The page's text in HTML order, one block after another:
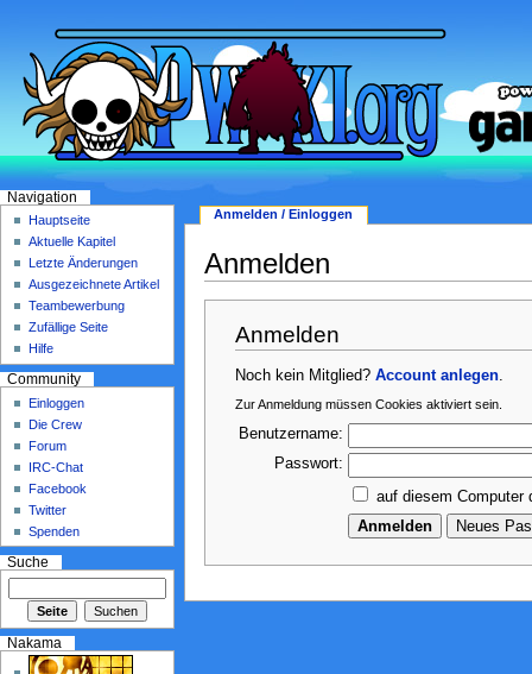
Anmelden
Anmelden
Noch kein Mitglied?Account anlegen
Zur Anmeldung müssen Cookies aktiviert sein.
Benutzername:
Passwort:
auf diesem Computer
Anmelden / Einloggen
Navigation
Hauptseite
Aktuelle Kapitel
Letzte Änderungen
Ausgezeichnete Artikel
Teambewerbung
Zufällige Seite
Hilfe
Community
Einloggen
Die Crew
Forum
IRC-Chat
Facebook
Twitter
Spenden
Suche
Nakama